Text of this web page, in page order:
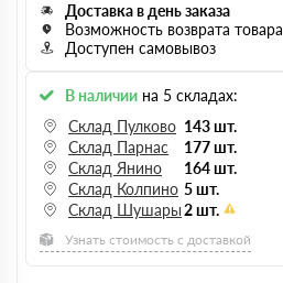
Доставка в день заказа
Возможность возврата товара
Доступен самовывоз
В наличии на 5 складах:
Склад Пулково 143 шт.
Склад Парнас
177 шт.
Склад Янино
164 шт.
Склад Колпино 5 шт.
Склад Шушары2 шт.
Узнать стоимость с доставкой